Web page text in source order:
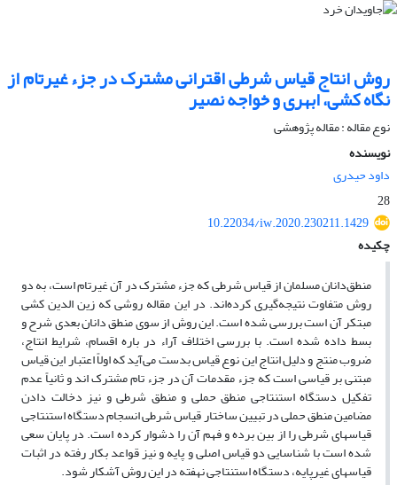
روش انتاج قیاس شرطی اقترانی مشترک در جزء غیرتام از
نگاه کشی، ابهری و خواجه نصیر
نوع مقاله : مقاله پژوهشی
نویسنده
داود حیدری
28
10.22034/iw.2020.230211.1429
چکیده
منطق‌دانان مسلمان از قیاس شرطی که جزء مشترک در آن غیرتام است، به دو
روش متفاوت نتیجه‌گیری کرده‌اند. در این مقاله روشی که زین الدین کشی
مبتکر آن است بررسی شده است. این روش از سوی منطق دانان بعدی شرح و
بسط داده شده است. با بررسی اختلاف آراء در باره اقسام، شرایط انتاج،
ضروب منتج و دلیل انتاج این نوع قیاس بدست می‌آید که اولاً اعتبار این قیاس
مبتنی بر قیاسی است که جزء مقدمات آن در جزء تام مشترک اند و ثانیاً عدم
تفکیل دستگاه استنتاجی منطق حملی و منطق شرطی و نیز دخالت دادن
مضامین منطق حملی در تبیین ساختار قیاس شرطی انسجام دستگاه استنتاجی
قیاسهای شرطی را از بین برده و فهم آن را دشوار کرده است. در پایان سعی
شده است با شناسایی دو قیاس اصلی و پایه و نیز قواعد بکار رفته در اثبات
قیاسهای غیرپایه، دستگاه استنتاجی نهفته در این روش آشکار شود.